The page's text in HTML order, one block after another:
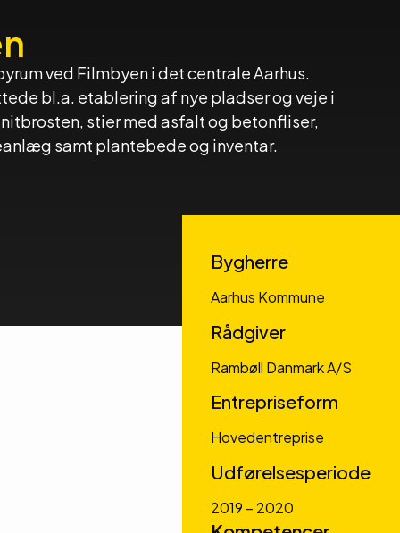
ved Filmbyen i det centrale Aarhus.
bl.a. etablering af nye pladser og veje i
stier med asfalt og betonfliser,
samt plantebede og inventar.
Bygherre
Aarhus Kommune
Rådgiver
Rambøll Danmark A/S
Entrepriseform
Hovedentreprise
Udførelsesperiode
2019 – 2020